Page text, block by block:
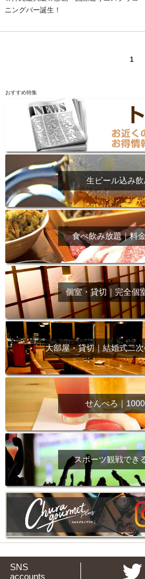
ニングバー誕生！
1
おすすめ特集
生ビール込み飲
食べ飲み放題｜料
個室・貸切｜完全個
大部屋・貸切｜結婚式二
せんべろ｜
スポーツ観戦でき
SNS
accounts